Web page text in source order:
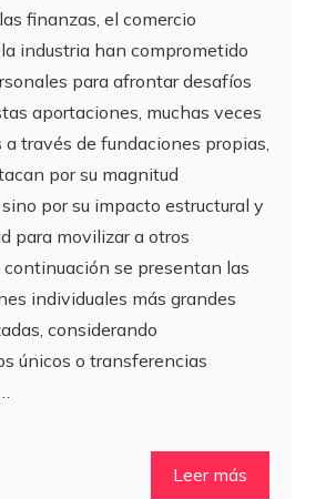
finanzas, el comercio
industria han comprometido
para afrontar desafíos
aportaciones, muchas veces
través de fundaciones propias,
por su magnitud
por su impacto estructural y
para movilizar a otros
se presentan las
individuales más grandes
considerando
únicos o transferencias
Leer más